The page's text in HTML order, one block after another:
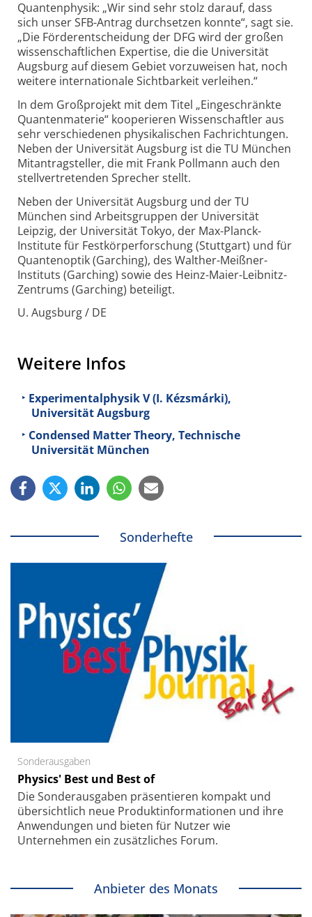
Quanten­physik: „Wir sind sehr stolz darauf, dass
sich unser SFB-Antrag durchsetzen konnte“, sagt sie.
„Die Förder­entscheidung der DFG wird der großen
wissenschaftlichen Expertise, die die Universität
Augsburg auf diesem Gebiet vorzuweisen hat, noch
weitere internationale Sichtbarkeit verleihen.“
In dem Großprojekt mit dem Titel „Eingeschränkte
Quanten­materie“ kooperieren Wissen­schaftler aus
sehr verschiedenen physikalischen Fach­richtungen.
Neben der Universität Augsburg ist die TU München
Mit­antragsteller, die mit Frank Pollmann auch den
stellvertretenden Sprecher stellt.
Neben der Universität Augsburg und der TU
München sind Arbeits­gruppen der Universität
Leipzig, der Universität Tokyo, der Max-Planck-
Institute für Festkörper­forschung (Stuttgart) und für
Quanten­optik (Garching), des Walther-Meißner-
Instituts (Garching) sowie des Heinz-Maier-Leibnitz-
Zentrums (Garching) beteiligt.
U. Augsburg / DE
Weitere Infos
Experimentalphysik V (I. Kézsmárki),
Universität Augsburg
Condensed Matter Theory, Technische
Universität München
Sonderhefte
Sonderausgaben
Physics' Best und Best of
Die Sonder­ausgaben präsentieren kompakt und
übersichtlich neue Produkt­informationen und ihre
Anwendungen und bieten für Nutzer wie
Unternehmen ein zusätzliches Forum.
Anbieter des Monats